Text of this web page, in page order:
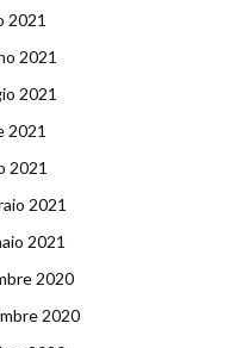
2021
2021
2021
2021
2021
2021
2021
2020
2020